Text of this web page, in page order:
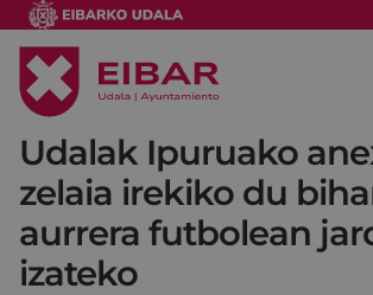
Udalak Ipuruako
zelaia irekiko du
aurrera futbolean
izateko